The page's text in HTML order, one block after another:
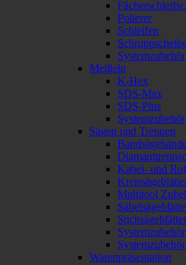
Polierer
Schleifen
Systemzubehör
Meißeln
K-Hex
SDS-Max
SDS-Plus
Systemzubehör
Sägen und Trennen
Kabel- und
Multitool
Stichsägeblätter
Warenpräsentation